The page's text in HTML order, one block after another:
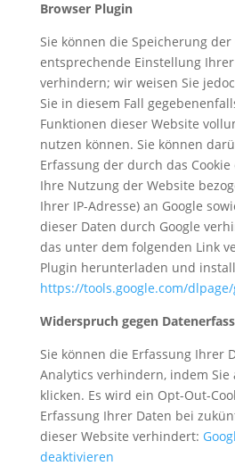
Browser Plugin
Sie können die Speicherung
entsprechende Einstellung
verhindern; wir weisen Sie
Sie in diesem Fall
Funktionen dieser Website
nutzen können. Sie können
Erfassung der durch das
Ihre Nutzung der Website
Ihrer IP-Adresse) an Google
dieser Daten durch Google
das unter dem folgenden Link
Plugin herunterladen und
https://tools.google.com/
Widerspruch gegen
Sie können die Erfassung Ihrer
Analytics verhindern, indem
klicken. Es wird ein Opt-Out-
Erfassung Ihrer Daten bei
dieser Website verhindert:
deaktivieren